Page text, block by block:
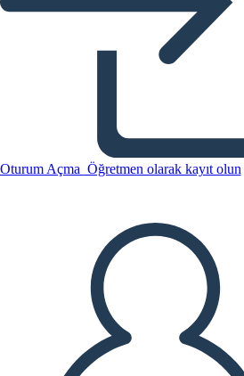
Oturum Açma Öğretmen olarak kayıt olun
Panosunu kopyala
GÖSTERİSİNİ OYNAT
BENİ OKU